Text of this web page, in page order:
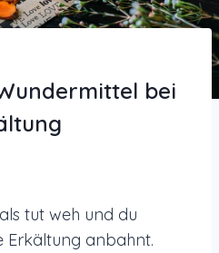
bei
tut weh und du
Erkältung anbahnt.